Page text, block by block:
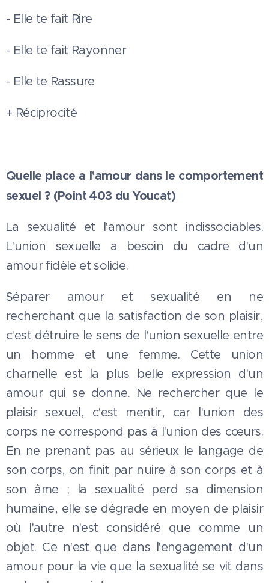
- Elle te fait Rire
- Elle te fait Rayonner
- Elle te Rassure
+ Réciprocité
Quelle place a l'amour dans le comportement
sexuel ? (Point 403 du Youcat)
La sexualité et l'amour sont indissociables.
L'union sexuelle a besoin du cadre d'un
amour fidèle et solide.
Séparer amour et sexualité en ne
recherchant que la satisfaction de son plaisir,
c'est détruire le sens de l'union sexuelle entre
un homme et une femme. Cette union
charnelle est la plus belle expression d'un
amour qui se donne. Ne rechercher que le
plaisir sexuel, c'est mentir, car l'union des
corps ne correspond pas à l'union des cœurs.
En ne prenant pas au sérieux le langage de
son corps, on finit par nuire à son corps et à
son âme ; la sexualité perd sa dimension
humaine, elle se dégrade en moyen de plaisir
où l'autre n'est considéré que comme un
objet. Ce n'est que dans l'engagement d'un
amour pour la vie que la sexualité se vit dans